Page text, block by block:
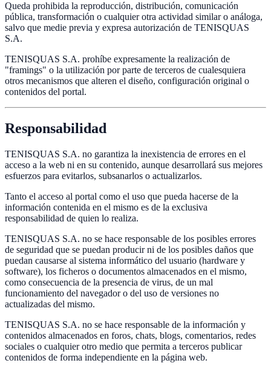
Queda prohibida la reproducción, distribución, comunicación
pública, transformación o cualquier otra actividad similar o análoga,
salvo que medie previa y expresa autorización de TENISQUAS
S.A.
TENISQUAS S.A. prohíbe expresamente la realización de
"framings" o la utilización por parte de terceros de cualesquiera
otros mecanismos que alteren el diseño, configuración original o
contenidos del portal.
Responsabilidad
TENISQUAS S.A. no garantiza la inexistencia de errores en el
acceso a la web ni en su contenido, aunque desarrollará sus mejores
esfuerzos para evitarlos, subsanarlos o actualizarlos.
Tanto el acceso al portal como el uso que pueda hacerse de la
información contenida en el mismo es de la exclusiva
responsabilidad de quien lo realiza.
TENISQUAS S.A. no se hace responsable de los posibles errores
de seguridad que se puedan producir ni de los posibles daños que
puedan causarse al sistema informático del usuario (hardware y
software), los ficheros o documentos almacenados en el mismo,
como consecuencia de la presencia de virus, de un mal
funcionamiento del navegador o del uso de versiones no
actualizadas del mismo.
TENISQUAS S.A. no se hace responsable de la información y
contenidos almacenados en foros, chats, blogs, comentarios, redes
sociales o cualquier otro medio que permita a terceros publicar
contenidos de forma independiente en la página web.